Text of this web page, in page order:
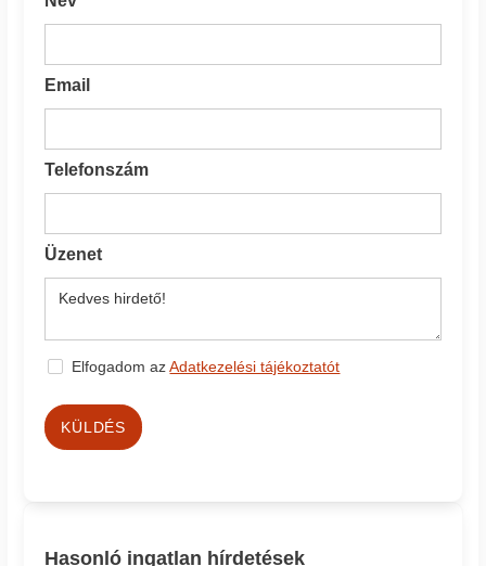
Email
Telefonszám
Üzenet
Elfogadom azAdatkezelési tájékoztatót
KÜLDÉS
Hasonló ingatlan hírdetések